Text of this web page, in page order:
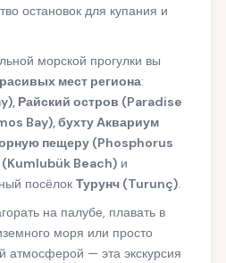
остановок для купания и
морской прогулки вы
мест региона:
Райский остров (Paradise
Bay), бухту Аквариум
пещеру (Phosphorus
Beach) и
посёлок Турунч (Turunç).
на палубе, плавать в
моря или просто
атмосферой — эта экскурсия